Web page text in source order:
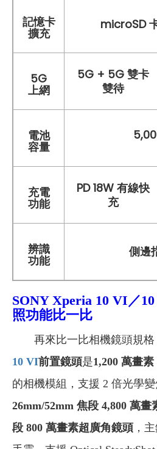
記憶卡
擴充
microSD
5G
上網
5G + 5G 雙卡
雙待
電池
容量
充電
功能
PD 18W 有線快
充
辨識
功能
側邊
SONY Xperia 10 VI／
照功能比一比
再來比一比相機鏡頭規格
10 VI前置鏡頭是1,200 萬畫素
的相機模組，支援 2 倍光學
26mm/52mm 焦段 4,800 萬畫
段 800 萬畫素超廣角鏡頭，